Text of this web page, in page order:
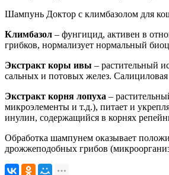
Шампунь Доктор c климбазолом для
Климбазол – фунгицид, активен в
грибков, нормализует нормальный
Экстракт коры ивы – растительный
сальных и потовых желез.
Экстракт корня лопуха –
микроэлементы и т.д.), питает и
инулин, содержащийся в корнях
Обработка шампунем оказывает
дрожжеподобных грибов